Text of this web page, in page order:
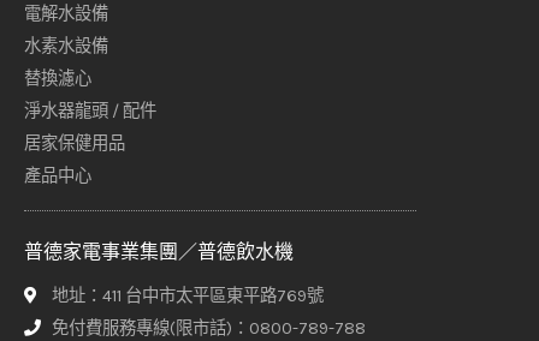
電解水設備
水素水設備
替換濾心
淨水器龍頭 / 配件
居家保健用品
產品中心
普德家電事業集團／普德飲水機
地址：411 台中市太平區東平路769號
免付費服務專線(限市話)：0800-789-788